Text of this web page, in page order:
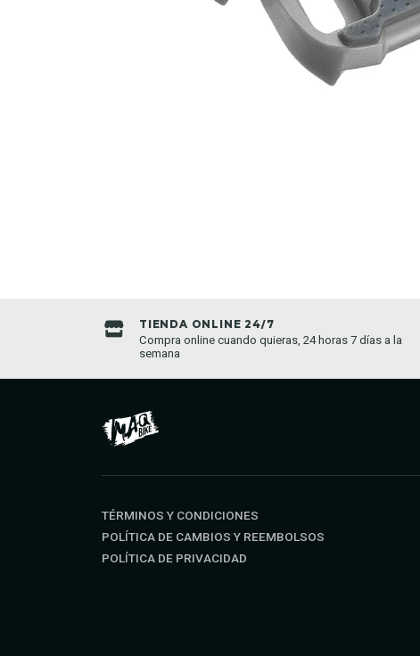
TIENDA ONLINE 24/7
Compra online cuando quieras, 24 horas 7 días a la
semana
TÉRMINOS Y CONDICIONES
POLÍTICA DE CAMBIOS Y REEMBOLSOS
POLÍTICA DE PRIVACIDAD